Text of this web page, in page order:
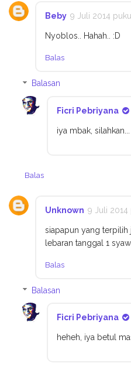
Beby 9 Juli 2014
Nyoblos.. Hahah.. :D
Balas
Balasan
Ficri Pebriyana
iya mbak, silahkan...
Balas
Unknown 9 Juli 2014
siapapun yang terpilih
lebaran tanggal 1
Balas
Balasan
Ficri Pebriyana
heheh, iya betul